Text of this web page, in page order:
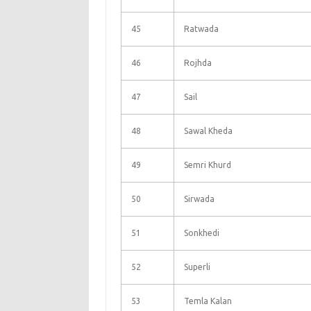
45 Ratwada
46 Rojhda
47 Sail
48 Sawal Kheda
49 Semri Khurd
50 Sirwada
51 Sonkhedi
52 Superli
53 Temla Kalan